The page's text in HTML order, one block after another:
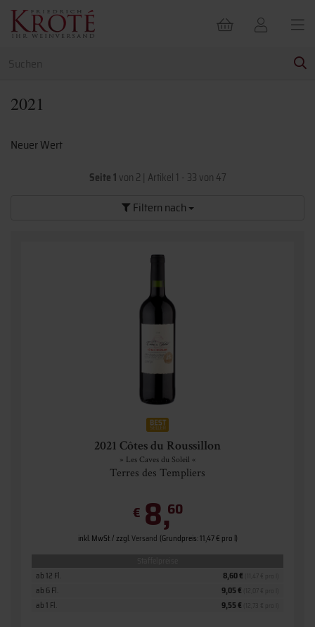
2021
Neuer Wert
Seite 1 von 2 | Artikel 1 - 33 von 47
Filtern nach
2021 Côtes du Roussillon
» Les Caves du Soleil «
Terres des Templiers
€ 8,60
inkl. MwSt. / zzgl.Versand (Grundpreis: 11,47 € pro l)
ab 1 Fl. 9,55 €
ab 6 Fl. 9,05 €
ab 12 Fl. 8,60 €